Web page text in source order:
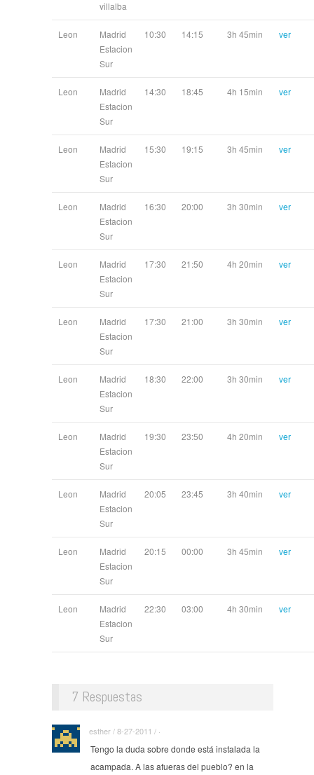
villalba
Leon
Madrid
Estacion
Sur
10:30 14:15 3h 45min ver
Leon
Madrid
Estacion
Sur
14:30 18:45 4h 15min ver
Leon
Madrid
Estacion
Sur
15:30 19:15 3h 45min ver
Leon
Madrid
Estacion
Sur
16:30 20:00 3h 30min ver
Leon
Madrid
Estacion
Sur
17:30 21:50 4h 20min ver
Leon
Madrid
Estacion
Sur
17:30 21:00 3h 30min ver
Leon
Madrid
Estacion
Sur
18:30 22:00 3h 30min ver
Leon
Madrid
Estacion
Sur
19:30 23:50 4h 20min ver
Leon
Madrid
Estacion
Sur
20:05 23:45 3h 40min ver
Leon
Madrid
Estacion
Sur
20:15 00:00 3h 45min ver
Leon
Madrid
Estacion
Sur
22:30 03:00 4h 30min ver
7 Respuestas
esther / 8-27-2011 / ·
Tengo la duda sobre donde está instalada la
acampada. A las afueras del pueblo? en la